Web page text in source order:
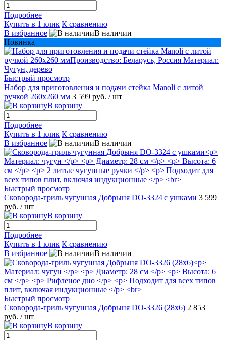
Подробнее
Купить в 1 клик К сравнению
В избранное
В наличии
Новинка
Быстрый просмотр
Набор для приготовления и подачи стейка Manoli с литой
ручкой 260х260 мм 3 599 руб. / шт
В корзину
Подробнее
Купить в 1 клик К сравнению
В избранное
В наличии
Быстрый просмотр
Сковорода-гриль чугунная Добрыня DO-3324 с ушками 3 599
руб. / шт
В корзину
Подробнее
Купить в 1 клик К сравнению
В избранное
В наличии
Быстрый просмотр
Сковорода-гриль чугунная Добрыня DO-3326 (28х6) 2 853
руб. / шт
В корзину